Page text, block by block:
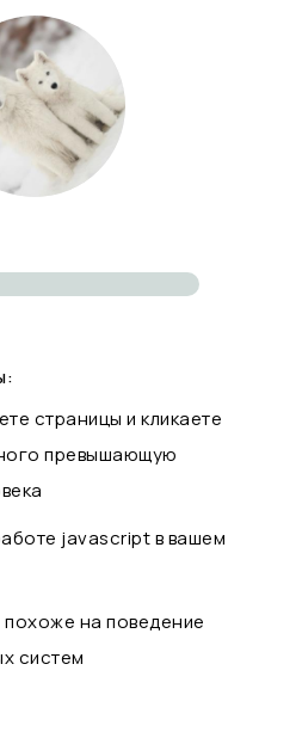
страницы и кликаете
превышающую
javascript в вашем
на поведение
систем